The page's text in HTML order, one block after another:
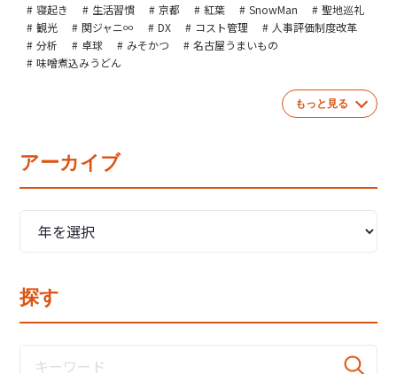
寝起き
生活習慣 京都 紅葉 SnowMan
聖地巡礼
観光
関ジャニ∞ DX コスト管理
人事評価制度改革
分析
卓球 みそかつ
名古屋うまいもの
味噌煮込みうどん
もっと見る
アーカイブ
探す